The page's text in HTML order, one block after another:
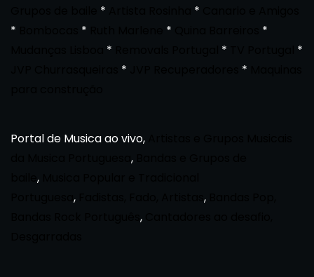
* *
*
* *
*
* *
*
* *
Portal de Musica ao vivo,
,
,
, ,
,